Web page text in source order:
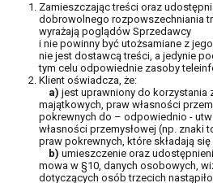
Zamieszczając treści oraz
dobrowolnego rozpowszechniania
wyrażają poglądów Sprzedawcy
i nie powinny być utożsamiane z
nie jest dostawcą treści, a jedynie
tym celu odpowiednie zasoby
Klient oświadcza, że:
a) jest uprawniony do korzystania
majątkowych, praw własności
pokrewnych do – odpowiednio -
własności przemysłowej (np.
praw pokrewnych, które składają się
b) umieszczenie oraz
mowa w §10, danych osobowych,
dotyczących osób trzecich